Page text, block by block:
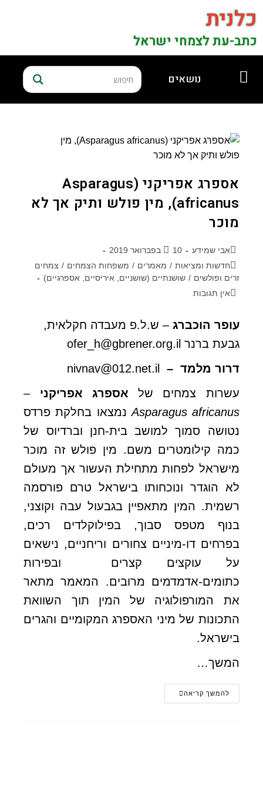
כלנית
כתב-עת לצמחי ישראל
נושאים
אספרג אפריקני (Asparagus
africanus), מין פולש ותיק אך לא
מוכר
אבי שמידע
10 בפברואר 2019
חדשות ומציאות / מאמרים / משפחות הצמחים / צמחים
זרים ופולשים / שושנתיים (שושניים, איריסיים, אספרגיים)
אין תגובות
עופר הוכברג– ש.ל.פ מעבדה חקלאית,
גבעת ברנר ofer_h@gbrener.org.il
דרור מלמד –
nivnav@012.net.il
עשרות צמחים של אספרג אפריקני –
Asparagus africanusנמצאו בחלקת פרדס
נטושה סמוך למושב בית-חנן וברדיוס של
כמה קילומטרים משם. מין פולש זה מוכר
מישראל לפחות מתחילת העשור אך מעולם
לא הוגדר ונוכחותו בישראל טרם פורסמה
רשמית. המין מתאפיין בגבעול עבה וקוצני,
בנוף מטפס סבוך, בפילוקלדים רכים,
בפרחים דו-מיניים צחורים וריחניים, נישאים
על עוקצים קצרים ובפירות
כתומים-אדמדמים מרובים. המאמר מתאר
את המורפולוגיה של המין תוך השוואת
התכונות של מיני האספרג המקומיים והגרים
בישראל.
המשך…
להמשך קריאה